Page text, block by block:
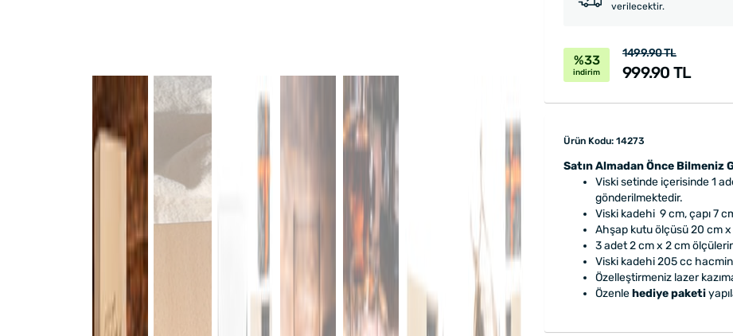
verilecektir.
%33
indirim
1499.90 TL
999.90 TL
Ürün Kodu: 14273
Satın Almadan Önce Bilmeniz
Viski setinde içerisinde 1
gönderilmektedir.
Viski kadehi 9 cm, çapı 7
Ahşap kutu ölçüsü 20 cm x
3 adet 2 cm x 2 cm
Viski kadehi 205 cc
Özelleştirmeniz lazer
Özenlehediye paketi